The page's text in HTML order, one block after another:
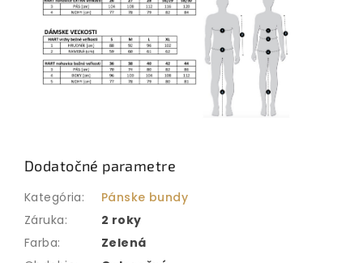
Dodatočné parametre
Kategória:
Pánske bundy
Záruka:
2 roky
Farba:
Zelená